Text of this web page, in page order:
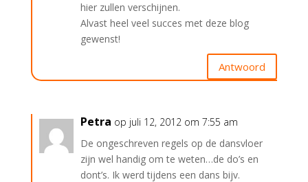
hier zullen verschijnen.
Alvast heel veel succes met deze blog
gewenst!
Antwoord
Petra op juli 12, 2012 om 7:55 am
De ongeschreven regels op de dansvloer
zijn wel handig om te weten…de do’s en
dont’s. Ik werd tijdens een dans bijv.